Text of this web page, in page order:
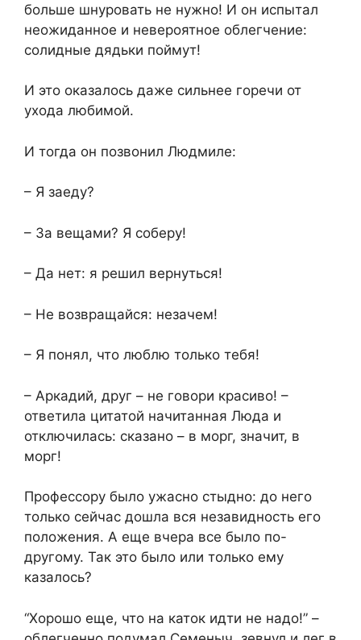
больше шнуровать не нужно! И он испытал
неожиданное и невероятное облегчение:
солидные дядьки поймут!
И это оказалось даже сильнее горечи от
ухода любимой.
И тогда он позвонил Людмиле:
– Я заеду?
– За вещами? Я соберу!
– Да нет: я решил вернуться!
– Не возвращайся: незачем!
– Я понял, что люблю только тебя!
– Аркадий, друг – не говори красиво! –
ответила цитатой начитанная Люда и
отключилась: сказано – в морг, значит, в
морг!
Профессору было ужасно стыдно: до него
только сейчас дошла вся незавидность его
положения. А еще вчера все было по-
другому. Так это было или только ему
казалось?
“Хорошо еще, что на каток идти не надо!” –